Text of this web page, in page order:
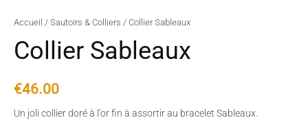
Accueil / Sautoirs & Colliers / Collier Sableaux
Collier Sableaux
€46.00
Un joli collier doré à l’or fin à assortir au bracelet Sableaux.